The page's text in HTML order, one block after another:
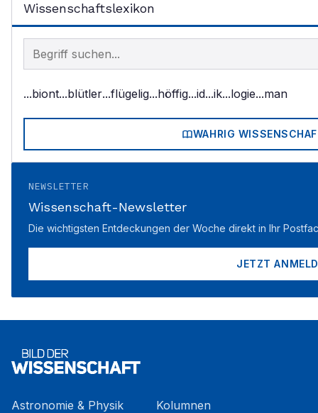
Wissenschaftslexikon
Begriff im Lexikon suchen
...biont...blütler...flügelig...höffig...id...ik...logie...man
WAHRIG
NEWSLETTER
Wissenschaft-Newsletter
Die wichtigsten Entdeckungen der Woche direkt in Ihr
JETZT
Astronomie & Physik
Kolumnen